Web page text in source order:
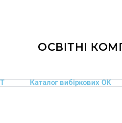
ОСВІТНІ
Каталог вибіркових ОК